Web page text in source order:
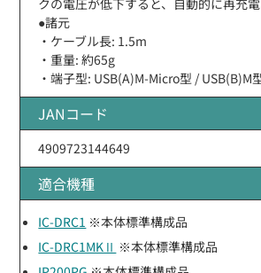
●諸元
・ケーブル長: 1.5m
・重量: 約65g
・端子型: USB(A)M-Micro型 / USB(B)M
JANコード
4909723144649
適合機種
IC-DRC1 ※本体標準構成品
IC-DRC1MKⅡ ※本体標準構成品